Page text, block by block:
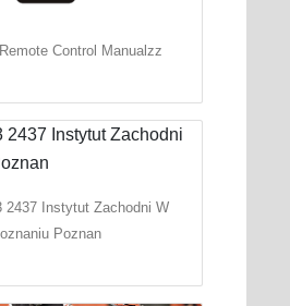
Control Manualzz
2437 Instytut Zachodni W
Poznan